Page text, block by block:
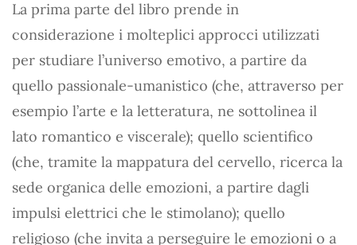
La prima parte del libro prende in
considerazione i molteplici approcci utilizzati
per studiare l’universo emotivo, a partire da
quello passionale-umanistico (che, attraverso per
esempio l’arte e la letteratura, ne sottolinea il
lato romantico e viscerale); quello scientifico
(che, tramite la mappatura del cervello, ricerca la
sede organica delle emozioni, a partire dagli
impulsi elettrici che le stimolano); quello
religioso (che invita a perseguire le emozioni o a